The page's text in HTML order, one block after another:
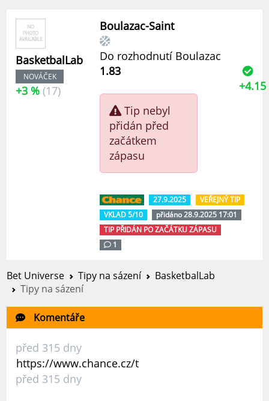
BasketbalLab
NOVÁČEK
+3 % (17)
Boulazac-Saint
Do rozhodnutí Boulazac
1.83
Tip nebyl
přidán před
začátkem
zápasu
+4.15
27.9.2025
VEŘEJNÝ TIP
VKLAD 5/10
přidáno 28.9.2025 17:01
TIP PŘIDÁN PO ZAČÁTKU ZÁPASU
1
Bet Universe Tipy na sázení
BasketbalLab
Tipy na sázení
Komentáře
před 315 dny
https://www.chance.cz/t
před 315 dny